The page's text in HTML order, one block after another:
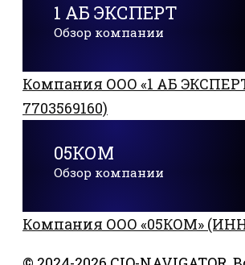
1 АБ ЭКСПЕРТ
Обзор компании
Компания ООО «1 АБ
7703569160)
05КОМ
Обзор компании
Компания ООО «05КОМ» (ИНН